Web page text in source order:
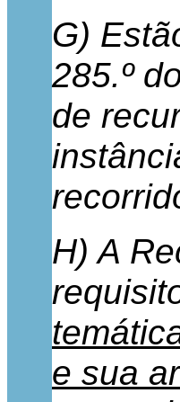
G)
285.º
de
H) A
e sua